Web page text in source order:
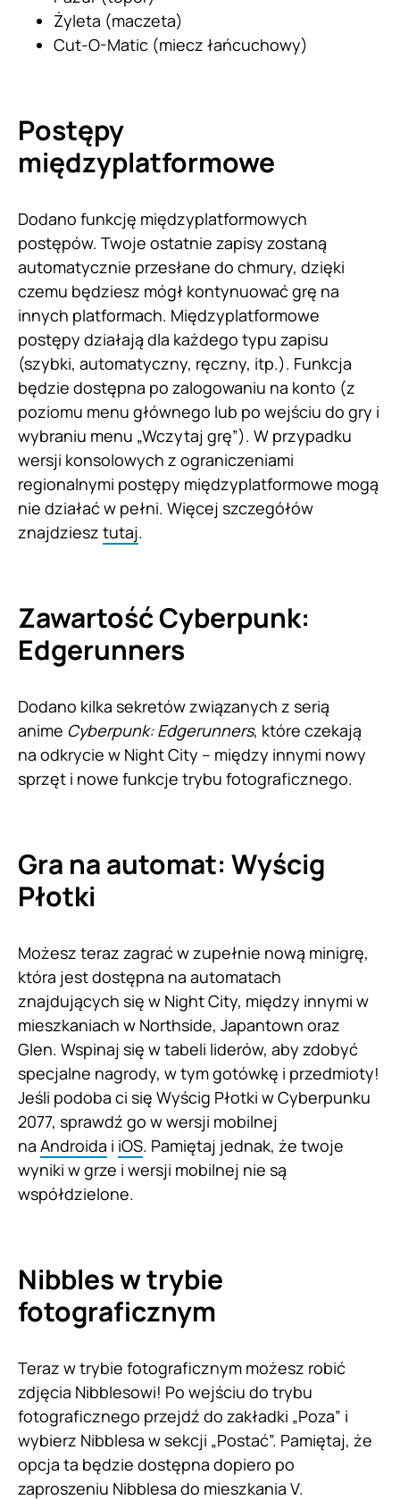
Żyleta (maczeta)
Cut-O-Matic (miecz łańcuchowy)
Postępy
międzyplatformowe
Dodano funkcję międzyplatformowych
postępów. Twoje ostatnie zapisy zostaną
automatycznie przesłane do chmury, dzięki
czemu będziesz mógł kontynuować grę na
innych platformach. Międzyplatformowe
postępy działają dla każdego typu zapisu
(szybki, automatyczny, ręczny, itp.). Funkcja
będzie dostępna po zalogowaniu na konto (z
poziomu menu głównego lub po wejściu do gry i
wybraniu menu „Wczytaj grę”). W przypadku
wersji konsolowych z ograniczeniami
regionalnymi postępy międzyplatformowe mogą
nie działać w pełni. Więcej szczegółów
znajdziesz tutaj.
Zawartość Cyberpunk:
Edgerunners
Dodano kilka sekretów związanych z serią
anime Cyberpunk: Edgerunners, które czekają
na odkrycie w Night City – między innymi nowy
sprzęt i nowe funkcje trybu fotograficznego.
Gra na automat: Wyścig
Płotki
Możesz teraz zagrać w zupełnie nową minigrę,
która jest dostępna na automatach
znajdujących się w Night City, między innymi w
mieszkaniach w Northside, Japantown oraz
Glen. Wspinaj się w tabeli liderów, aby zdobyć
specjalne nagrody, w tym gotówkę i przedmioty!
Jeśli podoba ci się Wyścig Płotki w Cyberpunku
2077, sprawdź go w wersji mobilnej
na Androida i iOS. Pamiętaj jednak, że twoje
wyniki w grze i wersji mobilnej nie są
współdzielone.
Nibbles w trybie
fotograficznym
Teraz w trybie fotograficznym możesz robić
zdjęcia Nibblesowi! Po wejściu do trybu
fotograficznego przejdź do zakładki „Poza” i
wybierz Nibblesa w sekcji „Postać”. Pamiętaj, że
opcja ta będzie dostępna dopiero po
zaproszeniu Nibblesa do mieszkania V.